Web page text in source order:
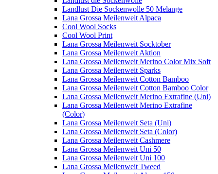
Landlust Die Sockenwolle 50 Melange
Lana Grossa Meilenweit Alpaca
Cool Wool Socks
Cool Wool Print
Lana Grossa Meilenweit Socktober
Lana Grossa Meilenweit Aktion
Lana Grossa Meilenweit Merino Color Mix Soft
Lana Grossa Meilenweit Sparks
Lana Grossa Meilenweit Cotton Bamboo
Lana Grossa Meilenweit Cotton Bamboo Color
Lana Grossa Meilenweit Merino Extrafine (Uni)
Lana Grossa Meilenweit Merino Extrafine
(Color)
Lana Grossa Meilenweit Seta (Uni)
Lana Grossa Meilenweit Seta (Color)
Lana Grossa Meilenweit Cashmere
Lana Grossa Meilenweit Uni 50
Lana Grossa Meilenweit Uni 100
Lana Grossa Meilenweit Tweed